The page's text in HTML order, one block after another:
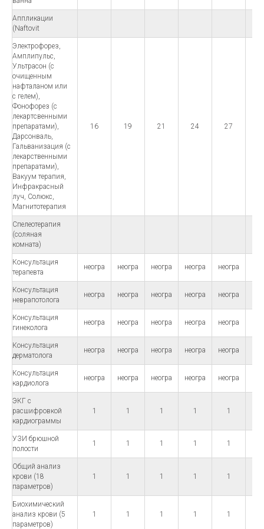
Аппликации
(Naftovit
Электрофорез,
Амплипульс,
Ультрасон (с
очищенным
нафталаном или
с гелем),
Фонофорез (с
лекартсвенными
препаратами),
Дарсонваль,
Гальванизация (с
лекарственными
препаратами),
Вакуум терапия,
Инфракрасный
луч, Солюкс,
Магнитотерапия
16 19 21 24 27
Спелеотерапия
(соляная
комната)
Консультация
терапевта
неогра неогра неогра неогра неогра
Консультация
неврапотолога
неогра неогра неогра неогра неогра
Консультация
гинеколога
неогра неогра неогра неогра неогра
Консультация
дерматолога
неогра неогра неогра неогра неогра
Консультация
кардиолога
неогра неогра неогра неогра неогра
ЭКГ с
расшифровкой
кардиограммы
1 1 1 1 1
УЗИ брюшной
полости
1 1 1 1 1
Общий анализ
крови (18
параметров)
1 1 1 1 1
Биохимический
анализ крови (5
параметров)
1 1 1 1 1